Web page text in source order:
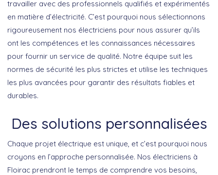
travailler avec des professionnels qualifiés et expérimentés
en matière d’électricité. C’est pourquoi nous sélectionnons
rigoureusement nos électriciens pour nous assurer qu’ils
ont les compétences et les connaissances nécessaires
pour fournir un service de qualité. Notre équipe suit les
normes de sécurité les plus strictes et utilise les techniques
les plus avancées pour garantir des résultats fiables et
durables.
Des solutions personnalisées
Chaque projet électrique est unique, et c’est pourquoi nous
croyons en l’approche personnalisée. Nos électriciens à
Floirac prendront le temps de comprendre vos besoins,